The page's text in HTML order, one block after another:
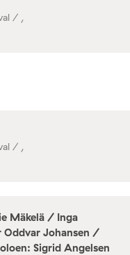
/ ,
/ ,
Mäkelä / Inga
Johansen /
Sigrid Angelsen